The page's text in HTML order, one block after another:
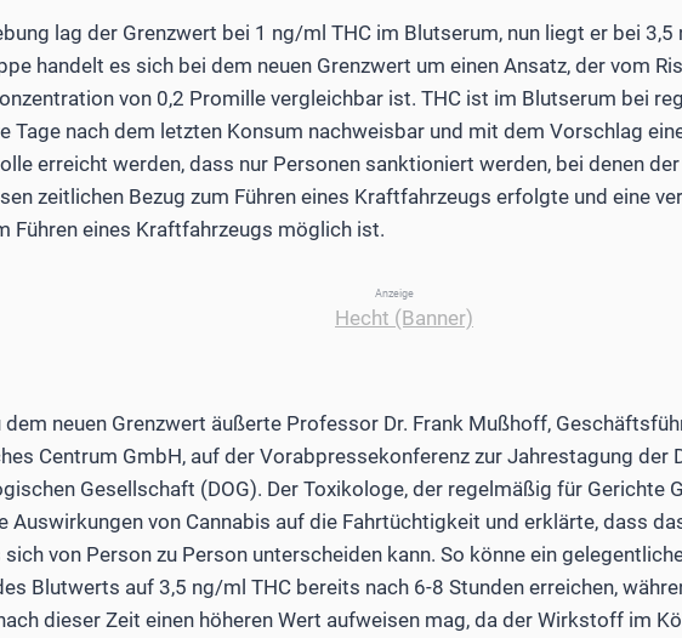
lag der Grenzwert bei 1 ng/ml THC im Blutserum, nun liegt er bei
handelt es sich bei dem neuen Grenzwert um einen Ansatz, der vom
von 0,2 Promille vergleichbar ist. THC ist im Blutserum bei
Tage nach dem letzten Konsum nachweisbar und mit dem Vorschlag
erreicht werden, dass nur Personen sanktioniert werden, bei denen
zeitlichen Bezug zum Führen eines Kraftfahrzeugs erfolgte und eine
Führen eines Kraftfahrzeugs möglich ist.
Anzeige
dem neuen Grenzwert äußerte Professor Dr. Frank Mußhoff,
Centrum GmbH, auf der Vorabpressekonferenz zur Jahrestagung der
Gesellschaft (DOG). Der Toxikologe, der regelmäßig für Gerichte
Auswirkungen von Cannabis auf die Fahrtüchtigkeit und erklärte, dass
sich von Person zu Person unterscheiden kann. So könne ein
Blutwerts auf 3,5 ng/ml THC bereits nach 6-8 Stunden erreichen,
dieser Zeit einen höheren Wert aufweisen mag, da der Wirkstoff im